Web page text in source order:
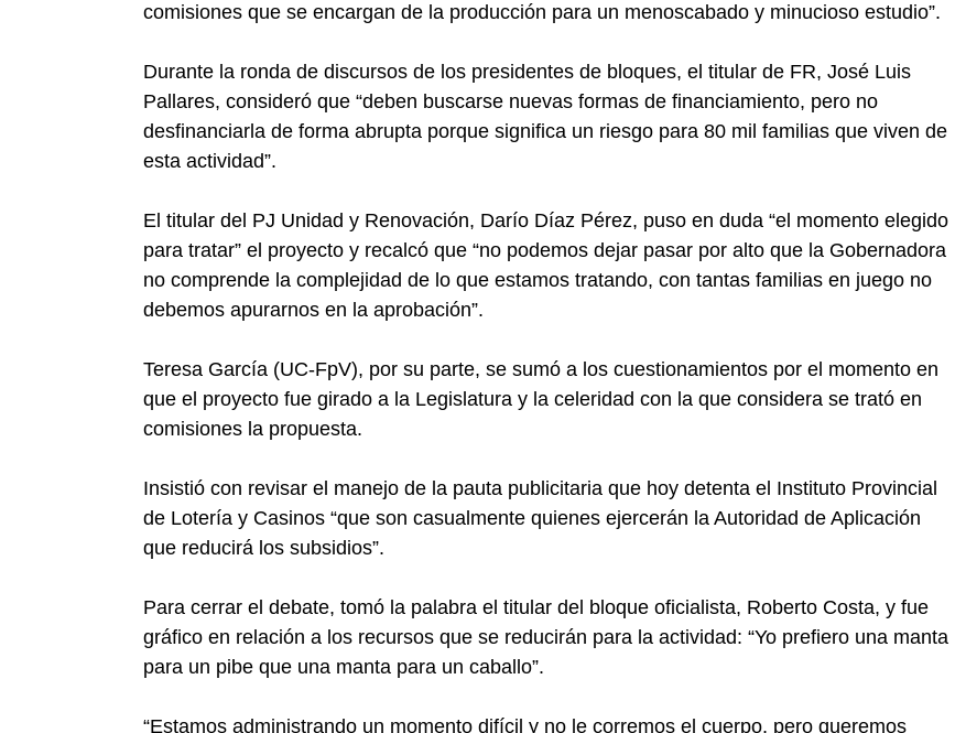
comisiones que se encargan de la producción para un menoscabado y minucioso estudio”.
Durante la ronda de discursos de los presidentes de bloques, el titular de FR, José Luis
Pallares, consideró que “deben buscarse nuevas formas de financiamiento, pero no
desfinanciarla de forma abrupta porque significa un riesgo para 80 mil familias que viven de
esta actividad”.
El titular del PJ Unidad y Renovación, Darío Díaz Pérez, puso en duda “el momento elegido
para tratar” el proyecto y recalcó que “no podemos dejar pasar por alto que la Gobernadora
no comprende la complejidad de lo que estamos tratando, con tantas familias en juego no
debemos apurarnos en la aprobación”.
Teresa García (UC-FpV), por su parte, se sumó a los cuestionamientos por el momento en
que el proyecto fue girado a la Legislatura y la celeridad con la que considera se trató en
comisiones la propuesta.
Insistió con revisar el manejo de la pauta publicitaria que hoy detenta el Instituto Provincial
de Lotería y Casinos “que son casualmente quienes ejercerán la Autoridad de Aplicación
que reducirá los subsidios”.
Para cerrar el debate, tomó la palabra el titular del bloque oficialista, Roberto Costa, y fue
gráfico en relación a los recursos que se reducirán para la actividad: “Yo prefiero una manta
para un pibe que una manta para un caballo”.
“Estamos administrando un momento difícil y no le corremos el cuerpo, pero queremos